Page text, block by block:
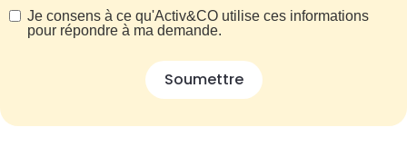
Je consens à ce qu'Activ&CO utilise ces informations
pour répondre à ma demande.
Soumettre